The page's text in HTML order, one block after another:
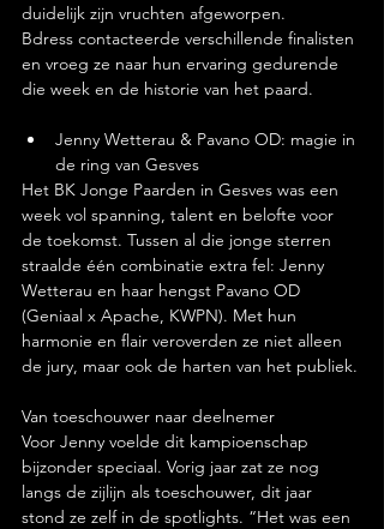
duidelijk zijn vruchten afgeworpen.
Bdress contacteerde verschillende finalisten
en vroeg ze naar hun ervaring gedurende
die week en de historie van het paard.
Jenny Wetterau & Pavano OD: magie in
de ring van Gesves
Het BK Jonge Paarden in Gesves was een
week vol spanning, talent en belofte voor
de toekomst. Tussen al die jonge sterren
straalde één combinatie extra fel: Jenny
Wetterau en haar hengst Pavano OD
(Geniaal x Apache, KWPN). Met hun
harmonie en flair veroverden ze niet alleen
de jury, maar ook de harten van het publiek.
Van toeschouwer naar deelnemer
Voor Jenny voelde dit kampioenschap
bijzonder speciaal. Vorig jaar zat ze nog
langs de zijlijn als toeschouwer, dit jaar
stond ze zelf in de spotlights. “Het was een